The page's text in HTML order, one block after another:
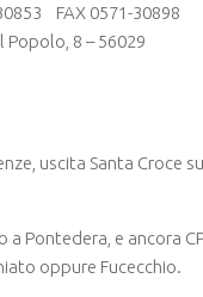
FAX 0571-30898
Popolo, 8 – 56029
uscita Santa Croce
a Pontedera, e ancora
oppure Fucecchio.